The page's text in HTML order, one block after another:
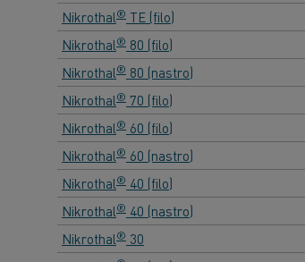
Nikrothal® TE (filo)
Nikrothal® 80 (filo)
Nikrothal® 80 (nastro)
Nikrothal® 70 (filo)
Nikrothal® 60 (filo)
Nikrothal® 60 (nastro)
Nikrothal® 40 (filo)
Nikrothal® 40 (nastro)
Nikrothal® 30